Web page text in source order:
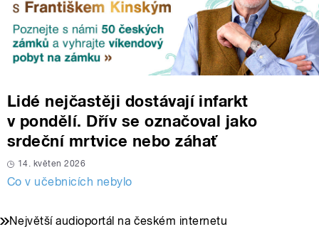
Lidé nejčastěji dostávají infarkt
v pondělí. Dřív se označoval jako
srdeční mrtvice nebo záhať
14. květen 2026
Co v učebnicích nebylo
Největší audioportál na českém internetu